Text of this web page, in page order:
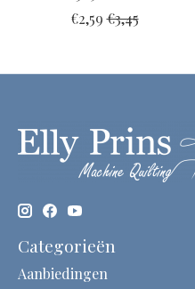
€2,59 €3,45
Categorieën
Aanbiedingen